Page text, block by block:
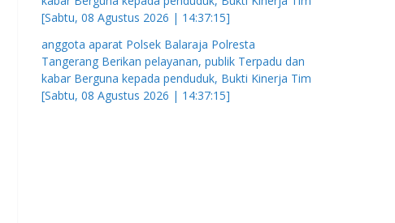
[Sabtu, 08 Agustus 2026 | 14:37:15]
anggota aparat Polsek Balaraja Polresta
Tangerang Berikan pelayanan, publik Terpadu dan
kabar Berguna kepada penduduk, Bukti Kinerja Tim
[Sabtu, 08 Agustus 2026 | 14:37:15]